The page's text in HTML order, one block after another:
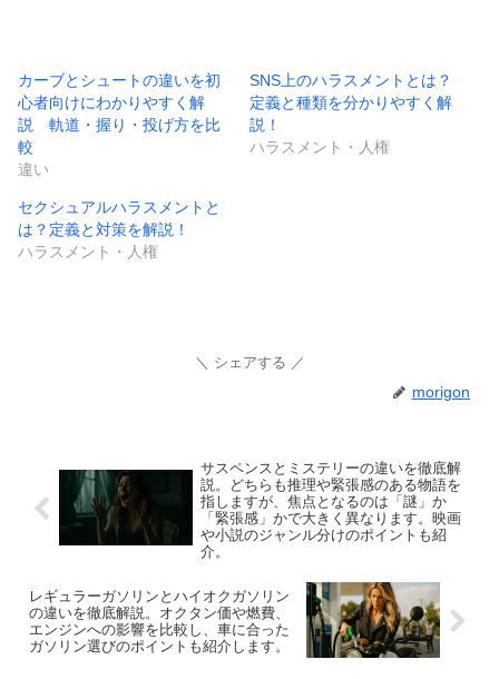
カーブとシュートの違いを初
心者向けにわかりやすく解
説 軌道・握り・投げ方を比
較
違い
SNS上のハラスメントとは？
定義と種類を分かりやすく解
説！
ハラスメント・人権
セクシュアルハラスメントと
は？定義と対策を解説！
ハラスメント・人権
シェアする
morigon
サスペンスとミステリーの違いを徹底解
説。どちらも推理や緊張感のある物語を
指しますが、焦点となるのは「謎」か
「緊張感」かで大きく異なります。映画
や小説のジャンル分けのポイントも紹
介。
レギュラーガソリンとハイオクガソリン
の違いを徹底解説。オクタン価や燃費、
エンジンへの影響を比較し、車に合った
ガソリン選びのポイントも紹介します。